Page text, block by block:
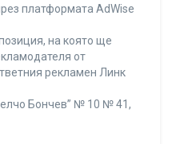
платформата AdWise
на която ще
от
рекламен Линк
Бончев” № 10 № 41,